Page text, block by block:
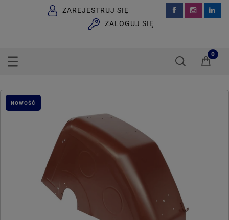
ZAREJESTRUJ SIĘ
ZALOGUJ SIĘ
NOWOŚĆ